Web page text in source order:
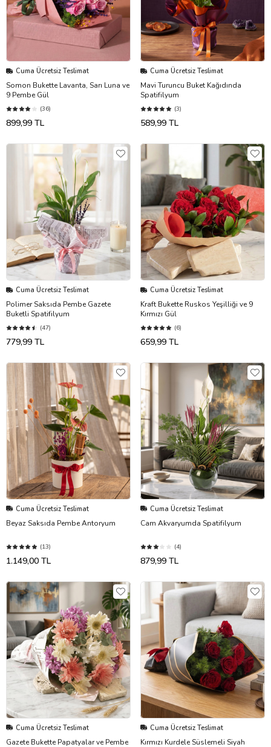
Cuma Ücretsiz Teslimat
Somon Bukette Lavanta, Sarı Luna ve
9 Pembe Gül
(36)
899,99 TL
Cuma Ücretsiz Teslimat
Mavi Turuncu Buket Kağıdında
Spatifilyum
(3)
589,99 TL
Cuma Ücretsiz Teslimat
Polimer Saksıda Pembe Gazete
Buketli Spatifilyum
(47)
779,99 TL
Cuma Ücretsiz Teslimat
Kraft Bukette Ruskos Yeşilliği ve 9
Kırmızı Gül
(6)
659,99 TL
Cuma Ücretsiz Teslimat
Beyaz Saksıda Pembe Antoryum
(13)
1.149,00 TL
Cuma Ücretsiz Teslimat
Cam Akvaryumda Spatifilyum
(4)
879,99 TL
Cuma Ücretsiz Teslimat
Gazete Bukette Papatyalar ve Pembe
Cuma Ücretsiz Teslimat
Kırmızı Kurdele Süslemeli Siyah